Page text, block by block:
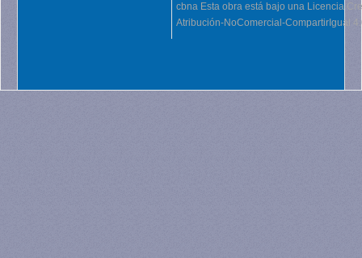
cbna Esta obra está bajo una Licencia
Atribución-NoComercial-CompartirIgual